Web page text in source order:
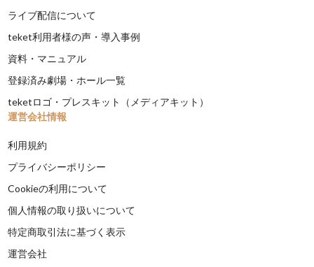
ライブ配信について
teket利用者様の声・導入事例
資料・マニュアル
登録済み劇場・ホール一覧
teketロゴ・プレスキット（メディアキット）
運営会社情報
利用規約
プライバシーポリシー
Cookieの利用について
個人情報の取り扱いについて
特定商取引法に基づく表示
運営会社